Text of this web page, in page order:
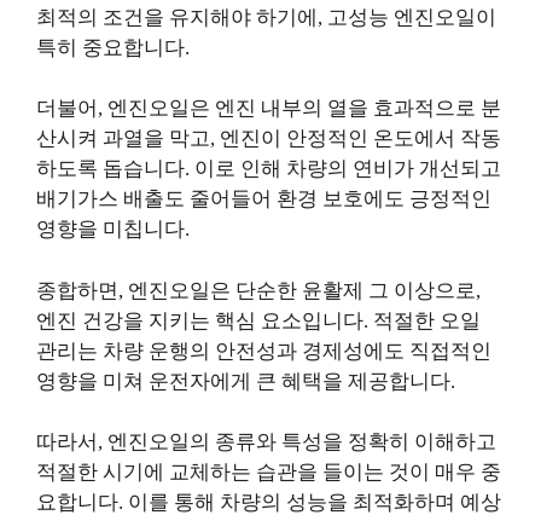
최적의 조건을 유지해야 하기에, 고성능 엔진오일이
특히 중요합니다.
더불어, 엔진오일은 엔진 내부의 열을 효과적으로 분
산시켜 과열을 막고, 엔진이 안정적인 온도에서 작동
하도록 돕습니다. 이로 인해 차량의 연비가 개선되고
배기가스 배출도 줄어들어 환경 보호에도 긍정적인
영향을 미칩니다.
종합하면, 엔진오일은 단순한 윤활제 그 이상으로,
엔진 건강을 지키는 핵심 요소입니다. 적절한 오일
관리는 차량 운행의 안전성과 경제성에도 직접적인
영향을 미쳐 운전자에게 큰 혜택을 제공합니다.
따라서, 엔진오일의 종류와 특성을 정확히 이해하고
적절한 시기에 교체하는 습관을 들이는 것이 매우 중
요합니다. 이를 통해 차량의 성능을 최적화하며 예상